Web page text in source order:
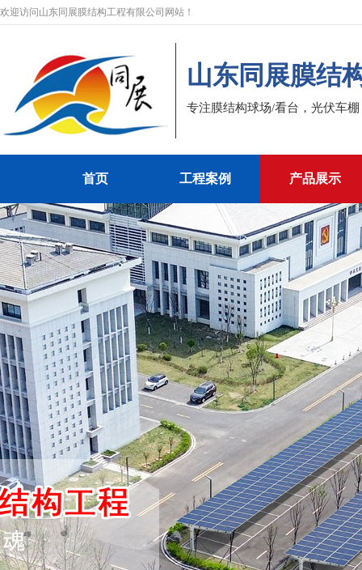
欢迎访问山东同展膜结构工程有限公司网站！
山东同展膜结
专注膜结构球场/看台，光伏车
首页 工程案例 产品展示